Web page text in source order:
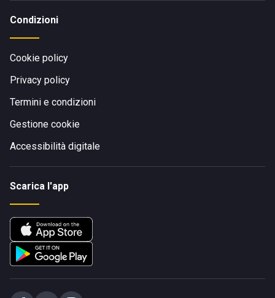
Condizioni
Cookie policy
Privacy policy
Termini e condizioni
Gestione cookie
Accessibilità digitale
Scarica l'app